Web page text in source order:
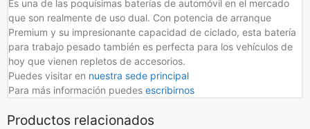
Es una de las poquísimas baterías de automóvil en el mercado
que son realmente de uso dual. Con potencia de arranque
Premium y su impresionante capacidad de ciclado, esta batería
para trabajo pesado también es perfecta para los vehículos de
hoy que vienen repletos de accesorios.
Puedes visitar en nuestra sede principal
Para más información puedes escribirnos
Productos relacionados